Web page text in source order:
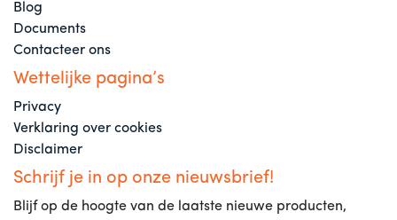
Blog
Documents
Contacteer ons
Wettelijke pagina’s
Privacy
Verklaring over cookies
Disclaimer
Schrijf je in op onze nieuwsbrief!
Blijf op de hoogte van de laatste nieuwe producten,